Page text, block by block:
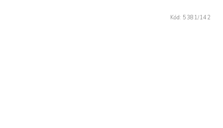
Kód: 5381/142